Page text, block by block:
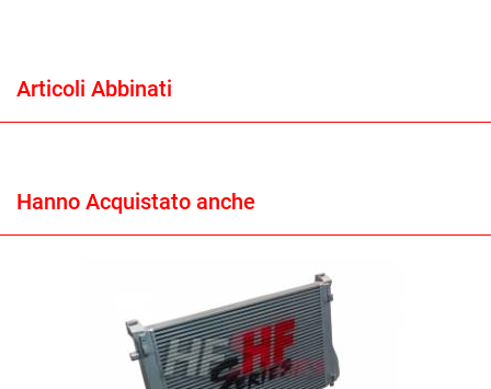
Articoli Abbinati
Hanno Acquistato anche